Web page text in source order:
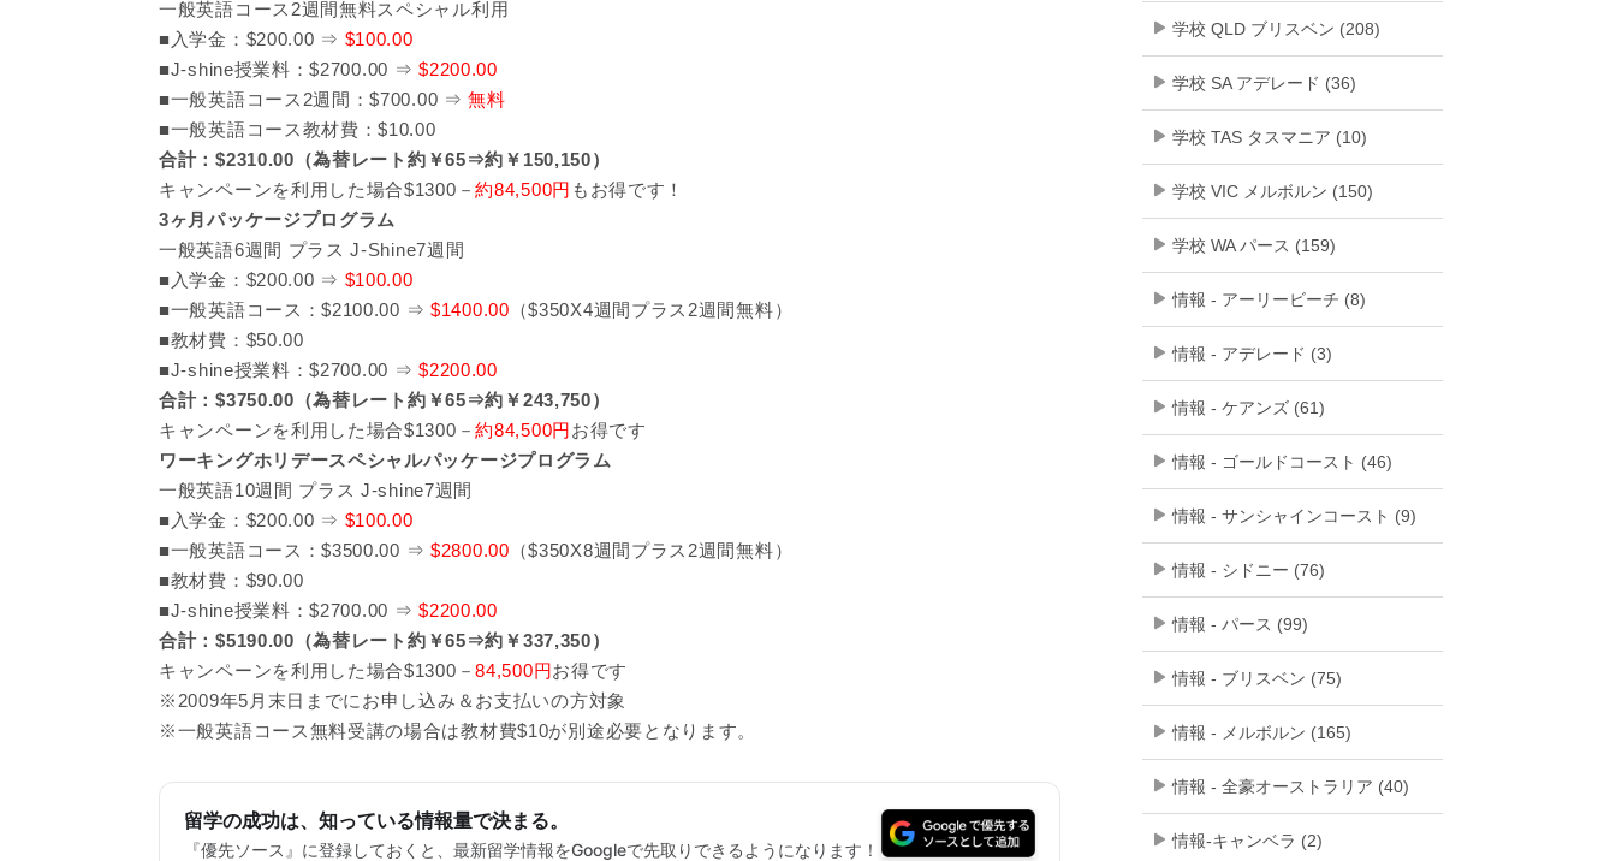
一般英語コース2週間無料スペシャル利用
■入学金：$200.00 ⇒ $100.00
■J-shine授業料：$2700.00 ⇒$2200.00
■一般英語コース2週間：$700.00 ⇒無料
■一般英語コース教材費：$10.00
合計：$2310.00（為替レート約￥65⇒約￥150,150）
キャンペーンを利用した場合$1300－約84,500円 もお得です！
3ヶ月パッケージプログラム
一般英語6週間 プラス J-Shine7週間
■入学金：$200.00 ⇒ $100.00
■一般英語コース：$2100.00 ⇒ $1400.00 （$350X4週間プラス2週間無料）
■教材費：$50.00
■J-shine授業料：$2700.00 ⇒$2200.00
合計：$3750.00（為替レート約￥65⇒約￥243,750）
キャンペーンを利用した場合$1300－約84,500円お得です
ワーキングホリデースペシャルパッケージプログラム
一般英語10週間 プラス J-shine7週間
■入学金：$200.00 ⇒ $100.00
■一般英語コース：$3500.00 ⇒ $2800.00 （$350X8週間プラス2週間無料）
■教材費：$90.00
■J-shine授業料：$2700.00 ⇒$2200.00
合計：$5190.00（為替レート約￥65⇒約￥337,350）
キャンペーンを利用した場合$1300－84,500円お得です
※2009年5月末日までにお申し込み＆お支払いの方対象
※一般英語コース無料受講の場合は教材費$10が別途必要となります。
留学の成功は、知っている情報量で決まる。
『優先ソース』に登録しておくと、最新留学情報をGoogleで先取りできるようになります！
学校 QLD ブリスベン (208)
学校 SA アデレード (36)
学校 TAS タスマニア (10)
学校 VIC メルボルン (150)
学校 WA パース (159)
情報 - アーリービーチ (8)
情報 - アデレード (3)
情報 - ケアンズ (61)
情報 - ゴールドコースト (46)
情報 - サンシャインコースト (9)
情報 - シドニー (76)
情報 - パース (99)
情報 - ブリスベン (75)
情報 - メルボルン (165)
情報 - 全豪オーストラリア (40)
情報-キャンベラ (2)